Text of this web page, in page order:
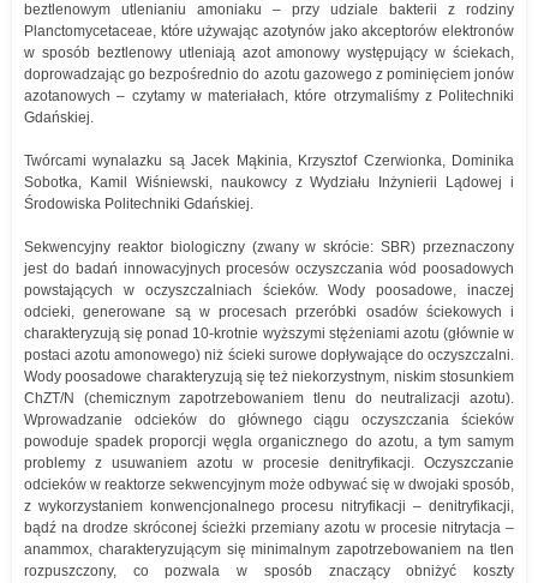
beztlenowym utlenianiu amoniaku – przy udziale bakterii z rodziny
Planctomycetaceae, które używając azotynów jako akceptorów elektronów
w sposób beztlenowy utleniają azot amonowy występujący w ściekach,
doprowadzając go bezpośrednio do azotu gazowego z pominięciem jonów
azotanowych – czytamy w materiałach, które otrzymaliśmy z Politechniki
Gdańskiej.
Twórcami wynalazku są Jacek Mąkinia, Krzysztof Czerwionka, Dominika
Sobotka, Kamil Wiśniewski, naukowcy z Wydziału Inżynierii Lądowej i
Środowiska Politechniki Gdańskiej.
Sekwencyjny reaktor biologiczny (zwany w skrócie: SBR) przeznaczony
jest do badań innowacyjnych procesów oczyszczania wód poosadowych
powstających w oczyszczalniach ścieków. Wody poosadowe, inaczej
odcieki, generowane są w procesach przeróbki osadów ściekowych i
charakteryzują się ponad 10-krotnie wyższymi stężeniami azotu (głównie w
postaci azotu amonowego) niż ścieki surowe dopływające do oczyszczalni.
Wody poosadowe charakteryzują się też niekorzystnym, niskim stosunkiem
ChZT/N (chemicznym zapotrzebowaniem tlenu do neutralizacji azotu).
Wprowadzanie odcieków do głównego ciągu oczyszczania ścieków
powoduje spadek proporcji węgla organicznego do azotu, a tym samym
problemy z usuwaniem azotu w procesie denitryfikacji. Oczyszczanie
odcieków w reaktorze sekwencyjnym może odbywać się w dwojaki sposób,
z wykorzystaniem konwencjonalnego procesu nitryfikacji – denitryfikacji,
bądź na drodze skróconej ścieżki przemiany azotu w procesie nitrytacja –
anammox, charakteryzującym się minimalnym zapotrzebowaniem na tlen
rozpuszczony, co pozwala w sposób znaczący obniżyć koszty